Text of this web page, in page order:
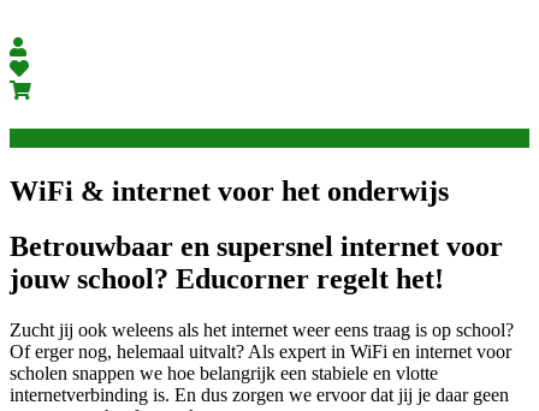
WiFi & internet voor het onderwijs
Betrouwbaar en supersnel internet voor
jouw school? Educorner regelt het!
Zucht jij ook weleens als het internet weer eens traag is op school?
Of erger nog, helemaal uitvalt? Als expert in WiFi en internet voor
scholen snappen we hoe belangrijk een stabiele en vlotte
internetverbinding is. En dus zorgen we ervoor dat jij je daar geen